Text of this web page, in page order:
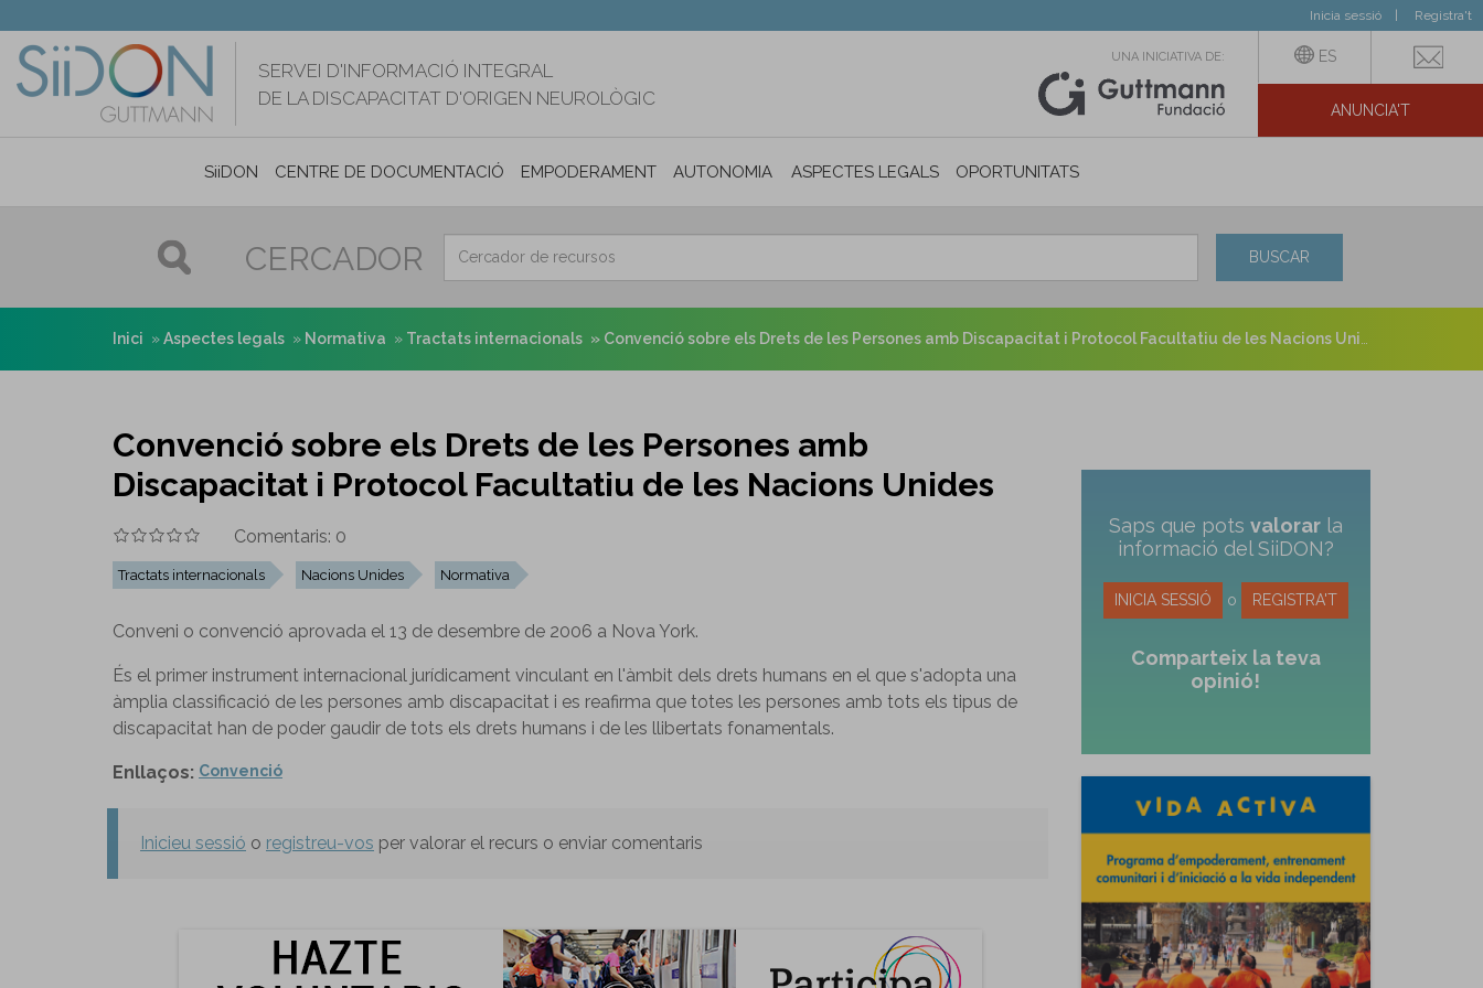
contingut
Inicia sessió Registra't
SERVEI D'INFORMACIÓ INTEGRAL
DE LA DISCAPACITAT D'ORIGEN NEUROLÒGIC
UNA INICIATIVA DE: ES
ANUNCIA'T
SiiDON CENTRE DE DOCUMENTACIÓ EMPODERAMENT AUTONOMIA PERSONAL I INCLUSIÓ SOCIAL
ASPECTES LEGALS OPORTUNITATS
CERCADOR BUSCAR
Inici Aspectes legals Normativa Tractats internacionals Convenció sobre els Drets de les Persones amb Discapacitat i Protocol Facultatiu de les Nacions Unides
Convenció sobre els Drets de les Persones amb
Discapacitat i Protocol Facultatiu de les Nacions Unides
Comentaris: 0
Tractats internacionals Nacions Unides Normativa
Conveni o convenció aprovada el 13 de desembre de 2006 a Nova York.
És el primer instrument internacional jurídicament vinculant en l'àmbit dels drets humans en el que s'adopta una
àmplia classificació de les persones amb discapacitat i es reafirma que totes les persones amb tots els tipus de
discapacitat han de poder gaudir de tots els drets humans i de les llibertats fonamentals.
Enllaços: Convenció
Inicieu sessió o registreu-vos per valorar el recurs o enviar comentaris
Saps que pots valorarla
informació del SiiDON?
INICIA SESSIÓ o REGISTRA'T
Comparteix la teva
opinió!